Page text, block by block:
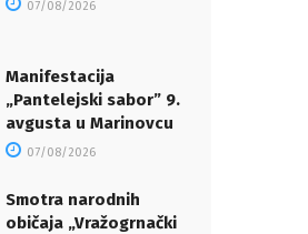
07/08/2026
Manifestacija
„Pantelejski sabor” 9.
avgusta u Marinovcu
07/08/2026
Smotra narodnih
običaja „Vražogrnački